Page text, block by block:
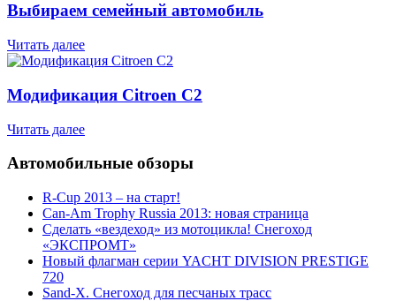
Выбираем семейный автомобиль
Читать далее
Модификация Citroen С2
Читать далее
Автомобильные обзоры
R-Cup 2013 – на старт!
Can-Am Trophy Russia 2013: новая страница
Сделать «вездеход» из мотоцикла! Снегоход
«ЭКСПРОМТ»
Новый флагман серии YACHT DIVISION PRESTIGE
720
Sand-X. Снегоход для песчаных трасс